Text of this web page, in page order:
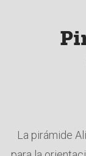
La pirámide